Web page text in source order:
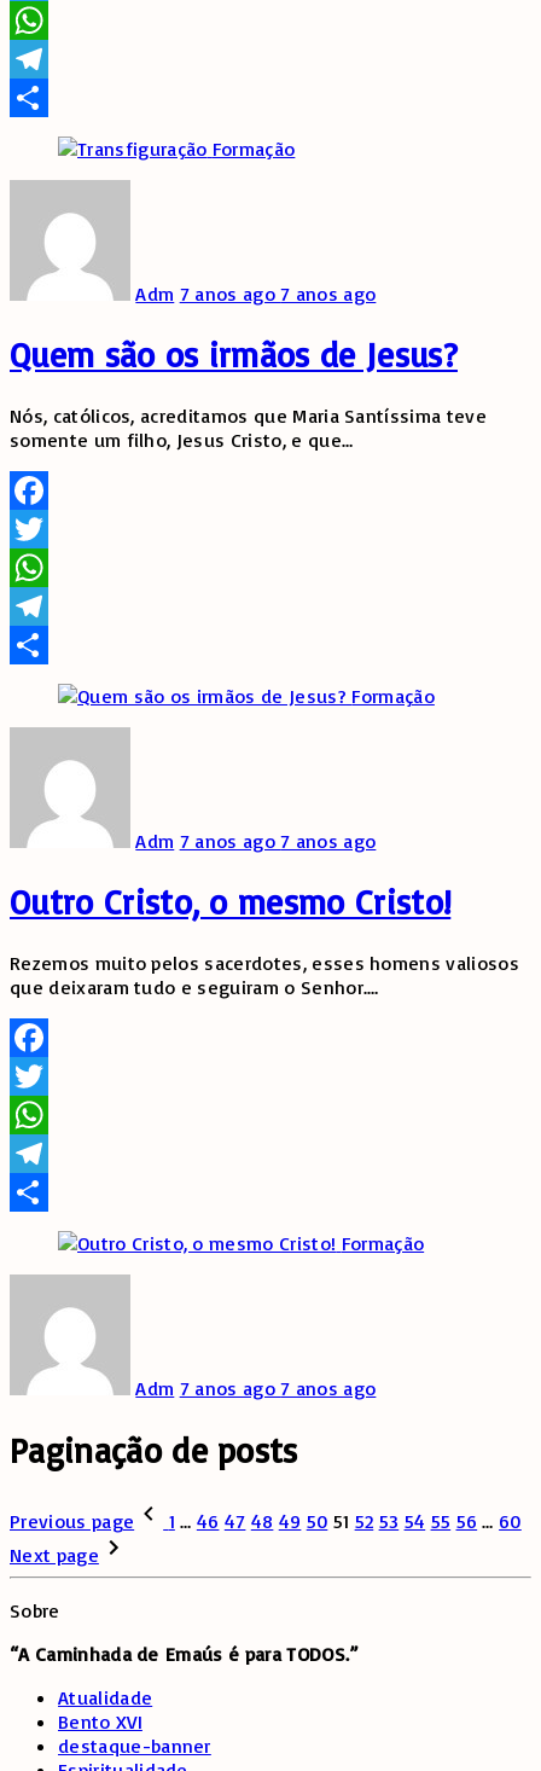
Twitter
WhatsApp
Telegram
Share
Formação
Adm 7 anos ago7 anos ago
Quem são os irmãos de Jesus?
Nós, católicos, acreditamos que Maria Santíssima teve
somente um filho, Jesus Cristo, e que…
Facebook
Twitter
WhatsApp
Telegram
Share
Formação
Adm 7 anos ago7 anos ago
Outro Cristo, o mesmo Cristo!
Rezemos muito pelos sacerdotes, esses homens valiosos
que deixaram tudo e seguiram o Senhor.…
Facebook
Twitter
WhatsApp
Telegram
Share
Formação
Adm 7 anos ago7 anos ago
Paginação de posts
Previous page 1 … 46 47 48 49 50 51 52 53 54 55 56 … 60
Next page
Sobre
“A Caminhada de Emaús é para TODOS.”
Atualidade
Bento XVI
destaque-banner